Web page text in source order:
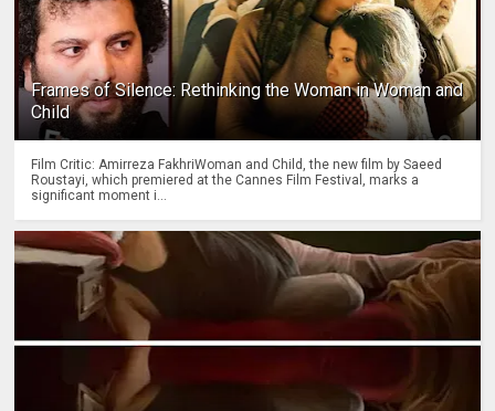
Frames of Silence: Rethinking the Woman in Woman and
Child
Film Critic: Amirreza FakhriWoman and Child, the new film by Saeed
Roustayi, which premiered at the Cannes Film Festival, marks a
significant moment i...